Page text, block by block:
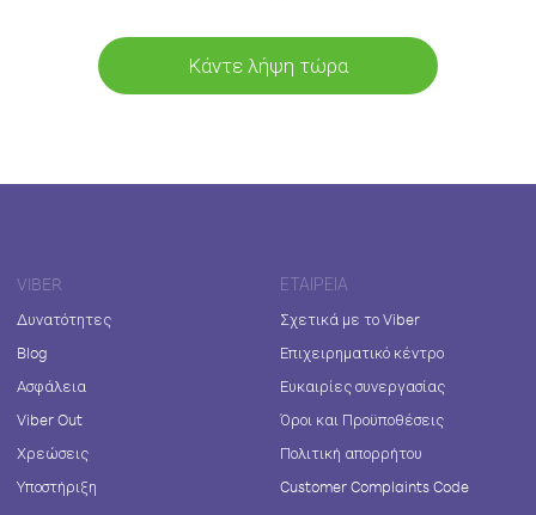
Κάντε λήψη τώρα
VIBER
Δυνατότητες
Blog
Ασφάλεια
Viber Out
Χρεώσεις
Υποστήριξη
ΕΤΑΙΡΕΊΑ
Σχετικά με το Viber
Επιχειρηματικό κέντρο
Ευκαιρίες συνεργασίας
Όροι και Προϋποθέσεις
Πολιτική απορρήτου
Customer Complaints Code